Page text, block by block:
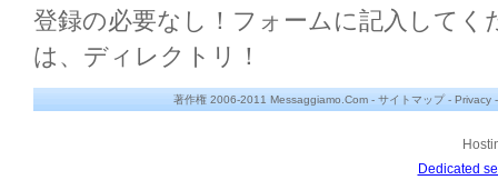
登録の必要なし！フォームに記入してく
は、ディレクトリ！
著作権 2006-2011 Messaggiamo.Com - サイトマップ- Privacy
Dedicated